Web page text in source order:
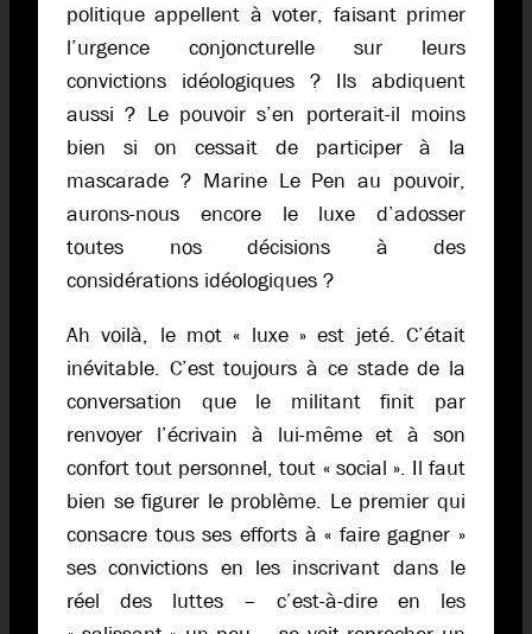
politique appellent à voter, faisant primer
l’urgence conjoncturelle sur leurs
convictions idéologiques ? Ils abdiquent
aussi ? Le pouvoir s’en porterait-il moins
bien si on cessait de participer à la
mascarade ? Marine Le Pen au pouvoir,
aurons-nous encore le luxe d’adosser
toutes nos décisions à des
considérations idéologiques ?
Ah voilà, le mot « luxe » est jeté. C’était
inévitable. C’est toujours à ce stade de la
conversation que le militant finit par
renvoyer l’écrivain à lui-même et à son
confort tout personnel, tout « social ». Il faut
bien se figurer le problème. Le premier qui
consacre tous ses efforts à « faire gagner »
ses convictions en les inscrivant dans le
réel des luttes – c’est-à-dire en les